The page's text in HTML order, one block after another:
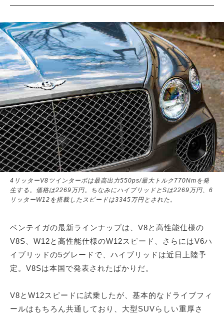
4リッターV8ツインターボは最高出力550ps/最大トルク770Nmを発
生する。価格は2269万円。ちなみにハイブリッドとSは2269万円、6
リッターW12を搭載したスピードは3345万円とされた。
ベンテイガの最新ラインナップは、V8と高性能仕様の
V8S、W12と高性能仕様のW12スピード、さらにはV6ハ
イブリッドの5グレードで、ハイブリッドは近日上陸予
定。V8Sは本国で発表されたばかりだ。
V8とW12スピードに試乗したが、基本的なドライブフィ
ールはもちろん共通しており、大型SUVらしい重厚さ